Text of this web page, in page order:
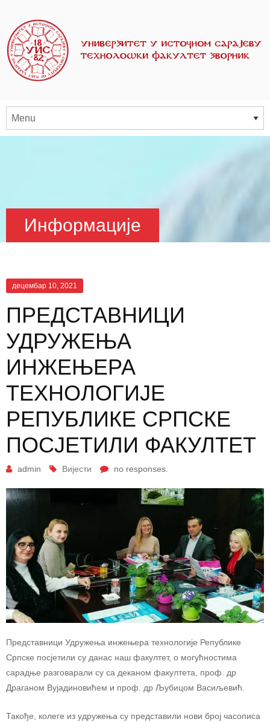
Информације
децембар 10, 2021
ПРЕДСТАВНИЦИ
УДРУЖЕЊА
ИНЖЕЊЕРА
ТЕХНОЛОГИЈЕ
РЕПУБЛИКЕ СРПСКЕ
ПОСЈЕТИЛИ ФАКУЛТЕТ
admin Вијести no responses.
Представници Удружења инжењера технологије Републике
Српске посјетили су данас наш факултет, о могућностима
сарадње разговарали су са деканом факултета, проф. др
Драганом Вујадиновићем и проф. др Љубицом Васиљевић.
Такође, колеге из удружења су представили нови број часописа